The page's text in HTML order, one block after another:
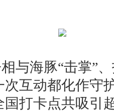
与海豚“击掌”
互动都化作守
打卡点共吸引